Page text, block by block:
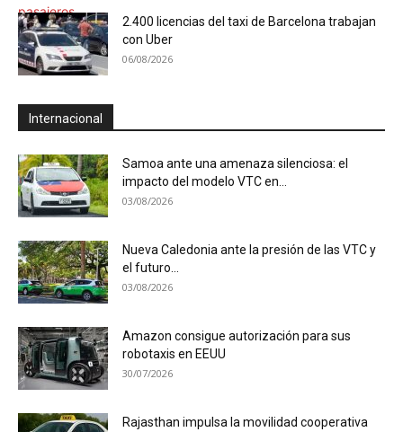
2.400 licencias del taxi de Barcelona trabajan
con Uber
06/08/2026
Internacional
Samoa ante una amenaza silenciosa: el
impacto del modelo VTC en...
03/08/2026
Nueva Caledonia ante la presión de las VTC y
el futuro...
03/08/2026
Amazon consigue autorización para sus
robotaxis en EEUU
30/07/2026
Rajasthan impulsa la movilidad cooperativa